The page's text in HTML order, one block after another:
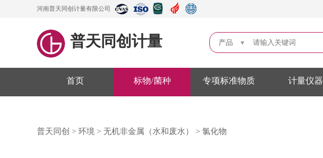
河南普天同创计量有限公司
普天同创计量 产品
首页 标物/菌种 专项标准物质 计量仪器
普天同创 > 环境 > 无机非金属（水和废水） > 氯化物